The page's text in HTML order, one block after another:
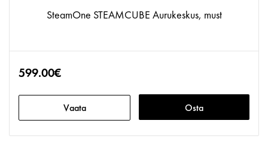
SteamOne STEAMCUBE Aurukeskus, must
599.00€
Vaata Osta